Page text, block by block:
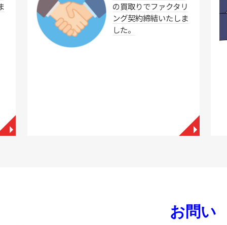
◥
の買取りでファクタリ
ング契約締結いたしま
した。
◥
お問い